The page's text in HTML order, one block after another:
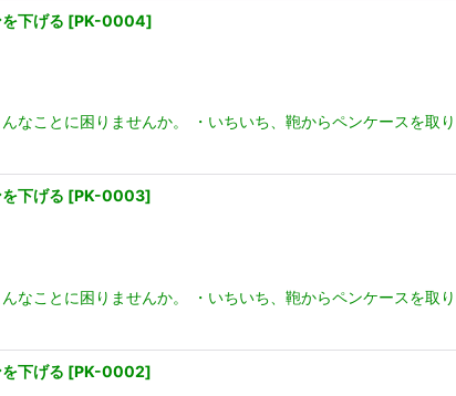
下げる [PK-0004]
なことに困りませんか。 ・いちいち、鞄からペンケースを
下げる [PK-0003]
なことに困りませんか。 ・いちいち、鞄からペンケースを
下げる [PK-0002]